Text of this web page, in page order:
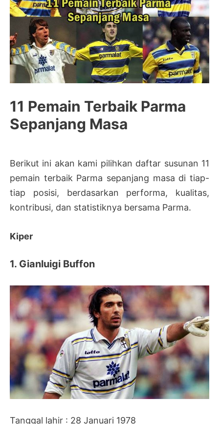
11 Pemain Terbaik Parma
Sepanjang Masa
Berikut ini akan kami pilihkan daftar susunan 11
pemain terbaik Parma sepanjang masa di tiap-
tiap posisi, berdasarkan performa, kualitas,
kontribusi, dan statistiknya bersama Parma.
Kiper
1. Gianluigi Buffon
Tanggal lahir : 28 Januari 1978